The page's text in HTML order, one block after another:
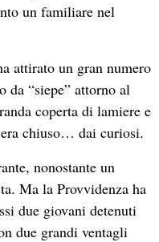
un familiare nel
attirato un gran numero
da “siepe” attorno al
coperta di lamiere e
chiuso… dai curiosi.
nonostante un
Ma la Provvidenza ha
due giovani detenuti
due grandi ventagli